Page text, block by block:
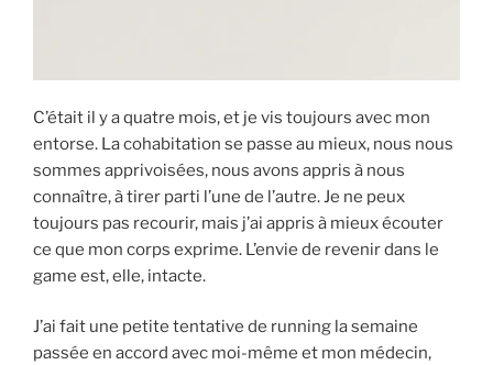
C’était il y a quatre mois, et je vis toujours avec mon
entorse. La cohabitation se passe au mieux, nous nous
sommes apprivoisées, nous avons appris à nous
connaître, à tirer parti l’une de l’autre. Je ne peux
toujours pas recourir, mais j’ai appris à mieux écouter
ce que mon corps exprime. L’envie de revenir dans le
game est, elle, intacte.
J’ai fait une petite tentative de running la semaine
passée en accord avec moi-même et mon médecin,